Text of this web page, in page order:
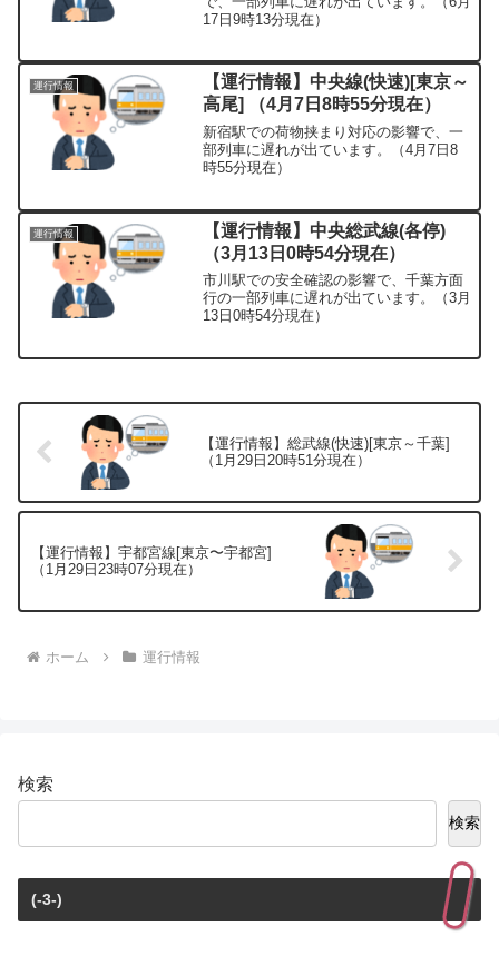
17日9時13分現在）
運行情報
【運行情報】中央線(快速)[東京～
高尾] （4月7日8時55分現在）
新宿駅での荷物挟まり対応の影響で、一
部列車に遅れが出ています。（4月7日8
時55分現在）
運行情報
【運行情報】中央総武線(各停)
（3月13日0時54分現在）
市川駅での安全確認の影響で、千葉方面
行の一部列車に遅れが出ています。（3月
13日0時54分現在）
【運行情報】総武線(快速)[東京～千葉]
（1月29日20時51分現在）
【運行情報】宇都宮線[東京〜宇都宮]
（1月29日23時07分現在）
ホーム 運行情報
検索
検索
(-3-)